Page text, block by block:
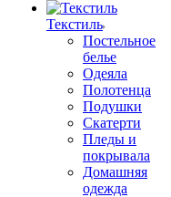
Текстиль
Постельное
белье
Одеяла
Полотенца
Подушки
Скатерти
Пледы и
покрывала
Домашняя
одежда